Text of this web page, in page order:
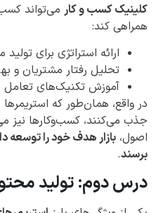
کلینیک کسب و کار می‌تواند
همراهی کند:
ارائه استراتژی برای
تحلیل رفتار مشتریان و
آموزش تکنیک‌های تعامل
در واقع، همان‌طور که استریمرها
جذب می‌کنند، کسب‌وکارها نیز
اصول، بازار هدف خود را توسعه
برسند.
درس دوم: تولید